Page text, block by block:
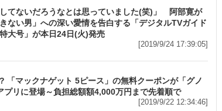
してないだろうなとは思っていました(笑)」 阿部寛が
きない男」への深い愛情を告白する「デジタルTVガイド
大号」が本日24日(火)発売
[2019/9/24 17:39:05]
「マックナゲット 5ピース」の無料クーポンが「グノ
プリに登場～負担総額額4,000万円まで先着順で
[2019/9/22 12:34:46]